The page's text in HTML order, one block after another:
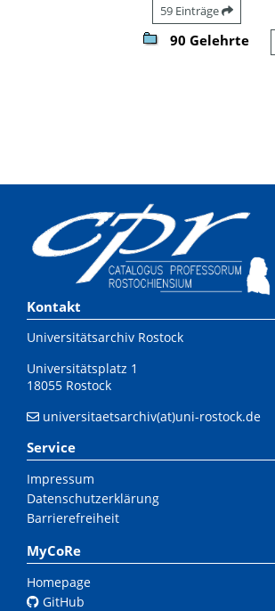
59 Einträge
90 Gelehrte
Kontakt
Universitätsarchiv Rostock
Universitätsplatz 1
18055 Rostock
universitaetsarchiv(at)uni-rostock.de
Service
Impressum
Datenschutzerklärung
Barrierefreiheit
MyCoRe
Homepage
GitHub